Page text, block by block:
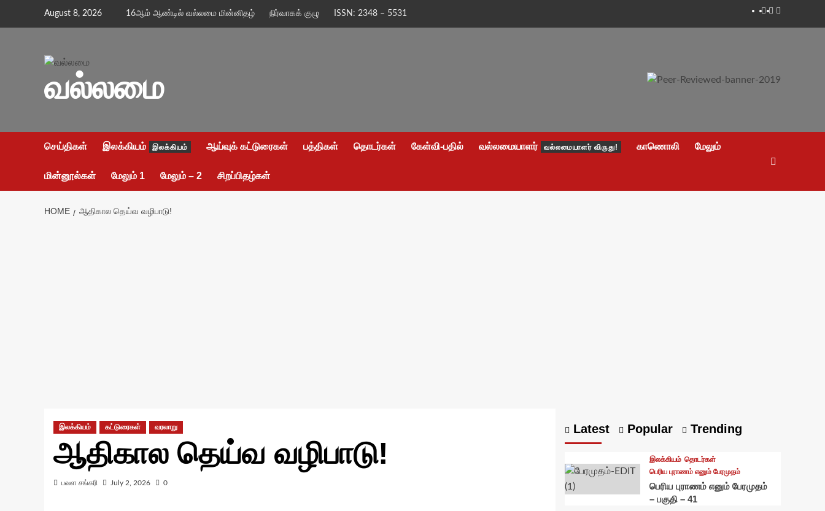
August 8, 2026 16ஆம் ஆண்டில் வல்லமை மின்னிதழ் நிர்வாகக் குழு ISSN: 2348 – 5531 Facebook
Twitter
Youtube
வல்லமை
செய்திகள் இலக்கியம் இலக்கியம் ஆய்வுக் கட்டுரைகள் பத்திகள் தொடர்கள் கேள்வி-பதில் வல்லமையாளர் வல்லமையாளர் விருது! காணொலி மேலும்
மின்னூல்கள் மேலும் 1 மேலும் – 2 சிறப்பிதழ்கள்
HOME ஆதிகால தெய்வ வழிபாடு!
இலக்கியம் கட்டுரைகள் வரலாறு
ஆதிகால தெய்வ வழிபாடு!
பவள சங்கரி July 2, 2026 0
Latest Popular Trending
இலக்கியம் தொடர்கள்
பெரிய புராணம் எனும் பேரமுதம்
பெரிய புராணம் எனும் பேரமுதம்
– பகுதி – 41